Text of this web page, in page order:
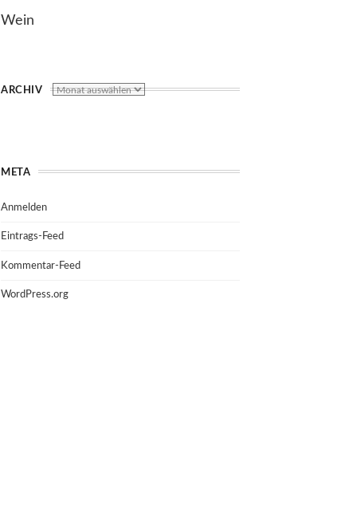
Wein
ARCHIV
META
Anmelden
Eintrags-Feed
Kommentar-Feed
WordPress.org